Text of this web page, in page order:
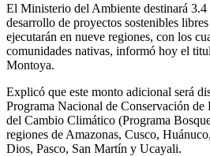
El Ministerio del Ambiente destinará 3.4
desarrollo de proyectos sostenibles
ejecutarán en nueve regiones, con los
comunidades nativas, informó hoy el
Montoya.
Explicó que este monto adicional será
Programa Nacional de Conservación
del Cambio Climático (Programa
regiones de Amazonas, Cusco,
Dios, Pasco, San Martín y Ucayali.